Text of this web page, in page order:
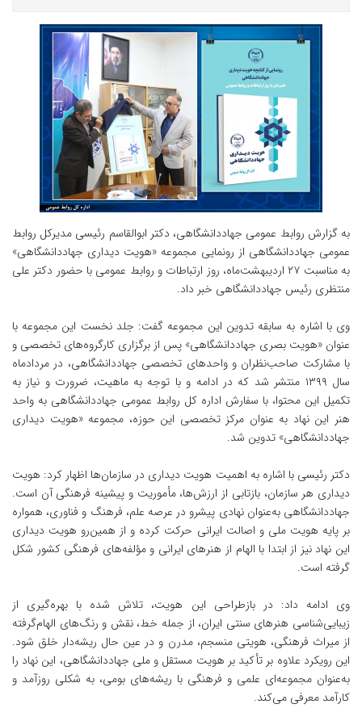
به گزارش روابط عمومی جهاددانشگاهی، دکتر ابوالقاسم رئیسی مدیرکل روابط
عمومی جهاددانشگاهی از رونمایی مجموعه «هویت دیداری جهاددانشگاهی»
به مناسبت ۲۷ اردیبهشت‌ماه، روز ارتباطات و روابط عمومی با حضور دکتر علی
منتظری رئیس جهاددانشگاهی خبر داد.
وی با اشاره به سابقه تدوین این مجموعه گفت: جلد نخست این مجموعه با
عنوان «هویت بصری جهاددانشگاهی» پس از برگزاری کارگروه‌های تخصصی و
با مشارکت صاحب‌نظران و واحدهای تخصصی جهاددانشگاهی، در مردادماه
سال ۱۳۹۹ منتشر شد که در ادامه و با توجه به ماهیت، ضرورت و نیاز به
تکمیل این محتوا، با سفارش اداره کل روابط عمومی جهاددانشگاهی به واحد
هنر این نهاد به عنوان مرکز تخصصی این حوزه، مجموعه «هویت دیداری
جهاددانشگاهی» تدوین شد.
دکتر رئیسی با اشاره به اهمیت هویت دیداری در سازمان‌ها اظهار کرد: هویت
دیداری هر سازمان، بازتابی از ارزش‌ها، مأموریت و پیشینه فرهنگی آن است.
جهاددانشگاهی به‌عنوان نهادی پیشرو در عرصه علم، فرهنگ و فناوری، همواره
بر پایه هویت ملی و اصالت ایرانی حرکت کرده و از همین‌رو هویت دیداری
این نهاد نیز از ابتدا با الهام از هنرهای ایرانی و مؤلفه‌های فرهنگی کشور شکل
گرفته است.
وی ادامه داد: در بازطراحی این هویت، تلاش شده با بهره‌گیری از
زیبایی‌شناسی هنرهای سنتی ایران، از جمله خط، نقش و رنگ‌های الهام‌گرفته
از میراث فرهنگی، هویتی منسجم، مدرن و در عین حال ریشه‌دار خلق شود.
این رویکرد علاوه بر تأکید بر هویت مستقل و ملی جهاددانشگاهی، این نهاد را
به‌عنوان مجموعه‌ای علمی و فرهنگی با ریشه‌های بومی، به شکلی روزآمد و
کارآمد معرفی می‌کند.